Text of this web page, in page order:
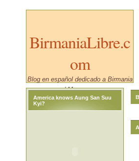
BirmaniaLibre.c
om
Blog en español dedicado a Birmania
/ Myanmar.
America knows Aung San Suu
Kyi?